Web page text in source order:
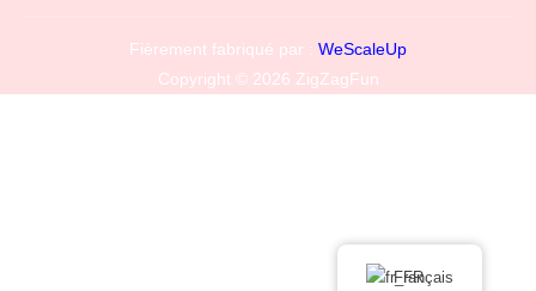
Copyright © 2026 ZigZagFun
Fièrement fabriqué par : WeScaleUp
Français